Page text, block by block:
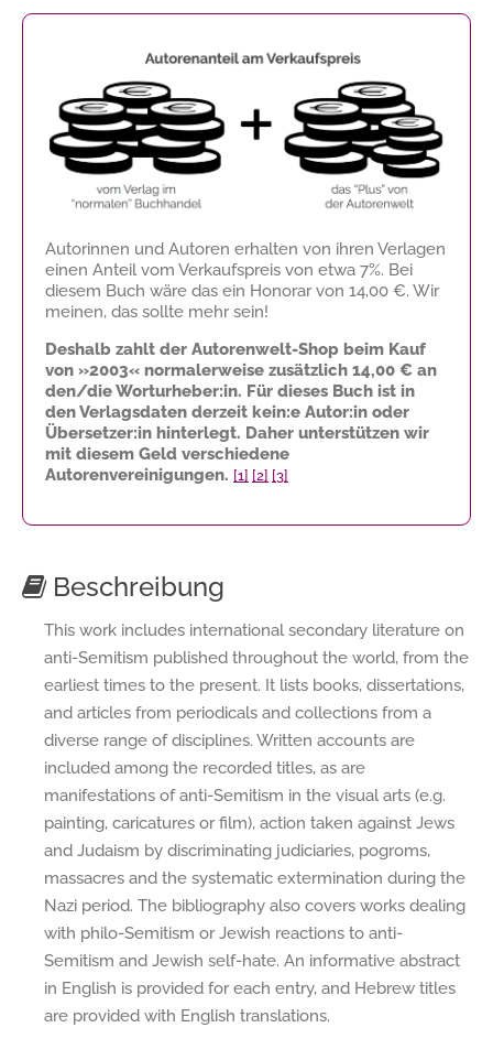
Autorinnen und Autoren erhalten von ihren Verlagen
einen Anteil vom Verkaufspreis von etwa 7%. Bei
diesem Buch wäre das ein Honorar von 14,00 €. Wir
meinen, das sollte mehr sein!
Deshalb zahlt der Autorenwelt-Shop beim Kauf
von »2003« normalerweise zusätzlich 14,00 € an
den/die Worturheber:in. Für dieses Buch ist in
den Verlagsdaten derzeit kein:e Autor:in oder
Übersetzer:in hinterlegt. Daher unterstützen wir
mit diesem Geld verschiedene
Autorenvereinigungen. [1] [2] [3]
Beschreibung
This work includes international secondary literature on
anti-Semitism published throughout the world, from the
earliest times to the present. It lists books, dissertations,
and articles from periodicals and collections from a
diverse range of disciplines. Written accounts are
included among the recorded titles, as are
manifestations of anti-Semitism in the visual arts (e.g.
painting, caricatures or film), action taken against Jews
and Judaism by discriminating judiciaries, pogroms,
massacres and the systematic extermination during the
Nazi period. The bibliography also covers works dealing
with philo-Semitism or Jewish reactions to anti-
Semitism and Jewish self-hate. An informative abstract
in English is provided for each entry, and Hebrew titles
are provided with English translations.